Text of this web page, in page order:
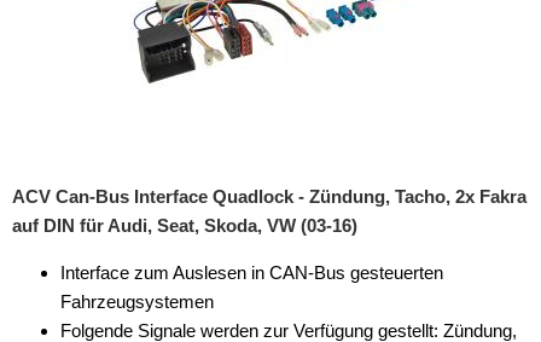
ACV Can-Bus Interface Quadlock - Zündung, Tacho, 2x Fakra
auf DIN für Audi, Seat, Skoda, VW (03-16)
Interface zum Auslesen in CAN-Bus gesteuerten
Fahrzeugsystemen
Folgende Signale werden zur Verfügung gestellt: Zündung,